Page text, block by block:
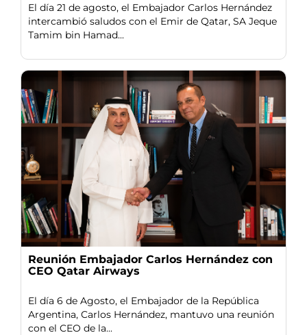
El día 21 de agosto, el Embajador Carlos Hernández
intercambió saludos con el Emir de Qatar, SA Jeque
Tamim bin Hamad...
Reunión Embajador Carlos Hernández con
CEO Qatar Airways
El día 6 de Agosto, el Embajador de la República
Argentina, Carlos Hernández, mantuvo una reunión
con el CEO de la...